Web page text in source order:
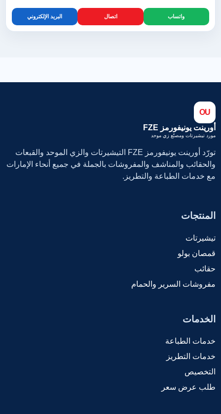
واتساب اتصال البريد الإلكتروني
OU
أورينت يونيفورمز FZE
مورد تيشيرتات ومصنّع زي موحد
تورّد أورينت يونيفورمز FZE التيشيرتات والزي الموحد والقبعات
والحقائب والمناشف والمفروشات بالجملة في جميع أنحاء الإمارات
مع خدمات الطباعة والتطريز.
المنتجات
تيشيرتات
قمصان بولو
حقائب
مفروشات السرير والحمام
الخدمات
خدمات الطباعة
خدمات التطريز
التخصيص
طلب عرض سعر